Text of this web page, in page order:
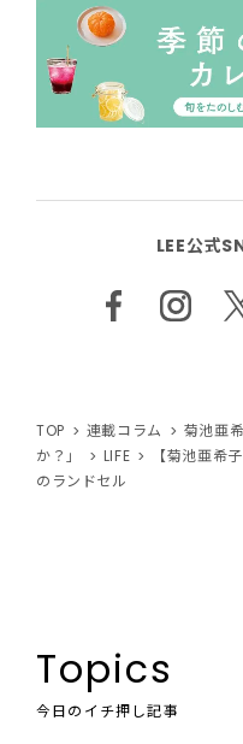
LEE公式
TOP 連載コラム
菊池亜
か？」
LIFE
【菊池亜希
のランドセル
Topics
今日のイチ押し記事